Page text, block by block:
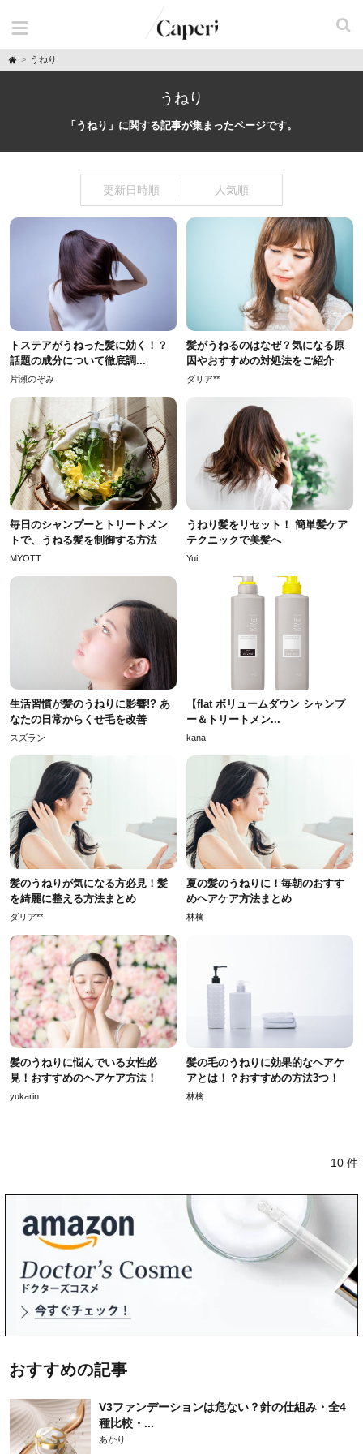
H
o
うねり
うねり
「うねり」に関する記事が集まったページです。
更新日時順 人気順
トステアがうねった髪に効く！？
話題の成分について徹底調...
片瀬のぞみ
髪がうねるのはなぜ？気になる原
因やおすすめの対処法をご紹介
ダリア**
毎日のシャンプーとトリートメン
トで、うねる髪を制御する方法
MYOTT
うねり髪をリセット！ 簡単髪ケア
テクニックで美髪へ
Yui
生活習慣が髪のうねりに影響!? あ
なたの日常からくせ毛を改善
スズラン
【flat ボリュームダウン シャンプ
ー＆トリートメン...
kana
髪のうねりが気になる方必見！髪
を綺麗に整える方法まとめ
ダリア**
夏の髪のうねりに！毎朝のおすす
めヘアケア方法まとめ
林檎
髪のうねりに悩んでいる女性必
見！おすすめのヘアケア方法！
yukarin
髪の毛のうねりに効果的なヘアケ
アとは！？おすすめの方法3つ！
林檎
10 件
おすすめの記事
V3ファンデーションは危ない？針の仕組み・全4
種比較・...
あかり